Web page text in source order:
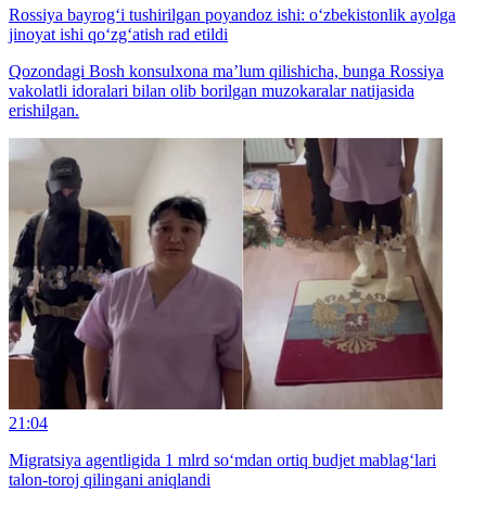
Rossiya bayrog‘i tushirilgan poyandoz ishi: o‘zbekistonlik ayolga
jinoyat ishi qo‘zg‘atish rad etildi
Qozondagi Bosh konsulxona ma’lum qilishicha, bunga Rossiya
vakolatli idoralari bilan olib borilgan muzokaralar natijasida
erishilgan.
21:04
Migratsiya agentligida 1 mlrd so‘mdan ortiq budjet mablag‘lari
talon-toroj qilingani aniqlandi